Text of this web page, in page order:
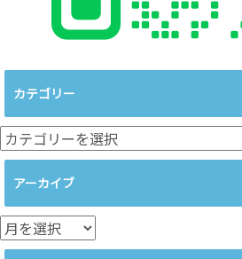
カテゴリー
カ
テ
リ
ー
アーカイブ
ア
ー